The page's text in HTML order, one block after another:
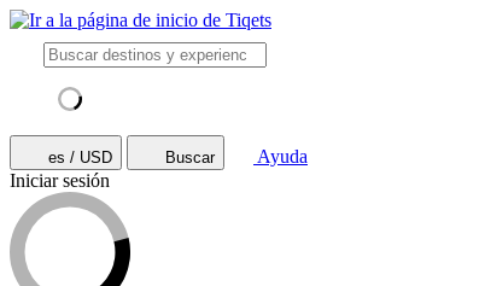
es / USD Buscar
Ayuda
Iniciar sesión